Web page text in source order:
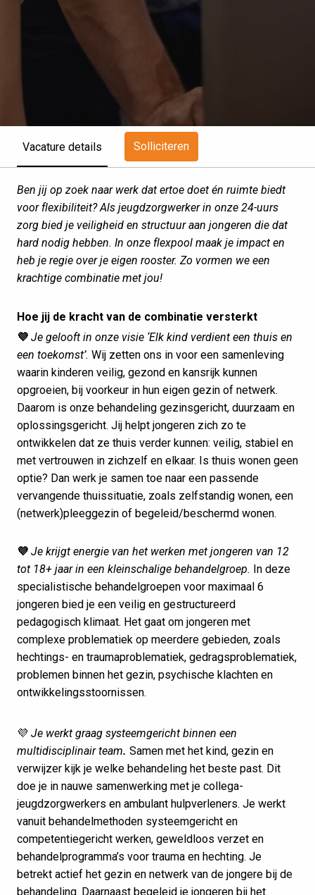
Vacature details Solliciteren
Ben jij op zoek naar werk dat ertoe doet én ruimte biedt
voor flexibiliteit? Als jeugdzorgwerker in onze 24-uurs
zorg bied je veiligheid en structuur aan jongeren die dat
hard nodig hebben. In onze flexpool maak je impact en
heb je regie over je eigen rooster. Zo vormen we een
krachtige combinatie met jou!
Hoe jij de kracht van de combinatie versterkt
💜 Je gelooft in onze visie ‘Elk kind verdient een thuis en
een toekomst’. Wij zetten ons in voor een samenleving
waarin kinderen veilig, gezond en kansrijk kunnen
opgroeien, bij voorkeur in hun eigen gezin of netwerk.
Daarom is onze behandeling gezinsgericht, duurzaam en
oplossingsgericht. Jij helpt jongeren zich zo te
ontwikkelen dat ze thuis verder kunnen: veilig, stabiel en
met vertrouwen in zichzelf en elkaar. Is thuis wonen geen
optie? Dan werk je samen toe naar een passende
vervangende thuissituatie, zoals zelfstandig wonen, een
(netwerk)pleeggezin of begeleid/beschermd wonen.
💜 Je krijgt energie van het werken met jongeren van 12
tot 18+ jaar in een kleinschalige behandelgroep. In deze
specialistische behandelgroepen voor maximaal 6
jongeren bied je een veilig en gestructureerd
pedagogisch klimaat. Het gaat om jongeren met
complexe problematiek op meerdere gebieden, zoals
hechtings- en traumaproblematiek, gedragsproblematiek,
problemen binnen het gezin, psychische klachten en
ontwikkelingsstoornissen.
💜 Je werkt graag systeemgericht binnen een
multidisciplinair team. Samen met het kind, gezin en
verwijzer kijk je welke behandeling het beste past. Dit
doe je in nauwe samenwerking met je collega-
jeugdzorgwerkers en ambulant hulpverleners. Je werkt
vanuit behandelmethoden systeemgericht en
competentiegericht werken, geweldloos verzet en
behandelprogramma’s voor trauma en hechting. Je
betrekt actief het gezin en netwerk van de jongere bij de
behandeling. Daarnaast begeleid je jongeren bij het